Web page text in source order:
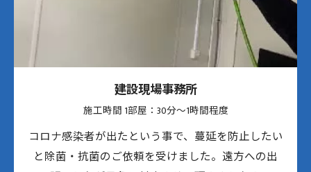
建設現場事務所
施工時間 1部屋：30分〜1時間程度
コロナ感染者が出たという事で、蔓延を防止したい
と除菌・抗菌のご依頼を受けました。遠方への出